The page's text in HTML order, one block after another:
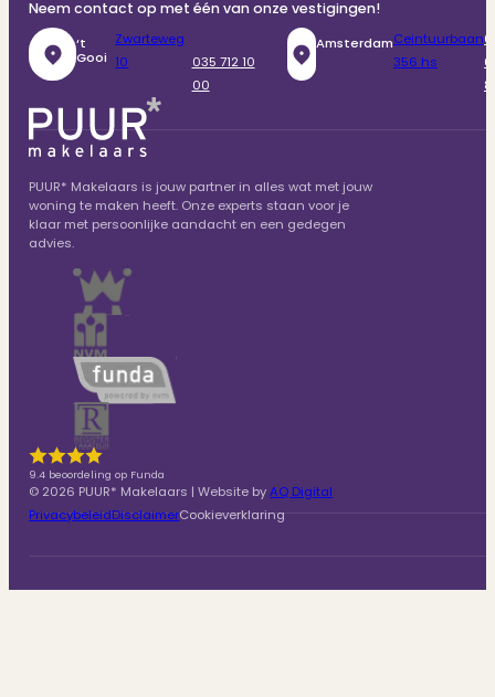
Neem contact op met één van onze vestigingen!
‘t
Gooi
Zwarteweg
10
035 712 10
00
AmsterdamCeintuurbaan
356 hs
PUUR* Makelaars is jouw partner in alles wat met jouw
woning te maken heeft. Onze experts staan voor je
klaar met persoonlijke aandacht en een gedegen
advies.
9.4 beoordeling op Funda
© 2026 PUUR* Makelaars | Website byAQ Digital
PrivacybeleidDisclaimerCookieverklaring